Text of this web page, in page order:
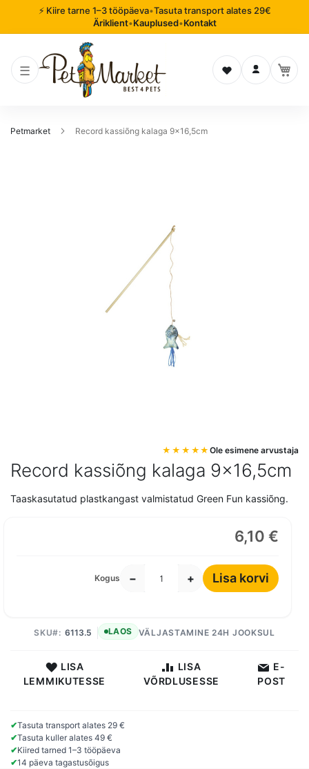
⚡ Kiire tarne 1–3 tööpäeva•Tasuta transport alates 29€
Äriklient•Kauplused•Kontakt
Soovinimekiri
Logi sisse
Petmarket Record kassiõng kalaga 9x16,5cm
Record kassiõng kalaga 9x16,5cm
Ole esimene arvustaja
Taaskasutatud plastkangast valmistatud Green Fun kassiõng.
6,10 €
Kogus − + Lisa korvi
VÄLJASTAMINE 24H JOOKSUL
SKU 6113.5 LAOS
LISA
LEMMIKUTESSE
LISA
VÕRDLUSESSE
E-
POST
✔Tasuta transport alates 29 €
✔Tasuta kuller alates 49 €
✔Kiired tarned 1–3 tööpäeva
✔14 päeva tagastusõigus
pildigalerii
algusesse